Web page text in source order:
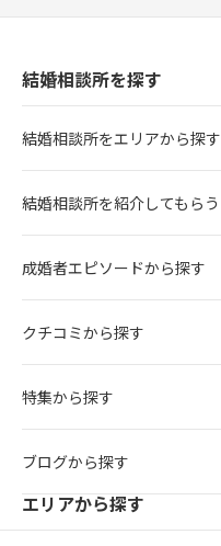
結婚相談所を探す
結婚相談所をエリアから探す
結婚相談所を紹介してもらう
成婚者エピソードから探す
クチコミから探す
特集から探す
ブログから探す
エリアから探す